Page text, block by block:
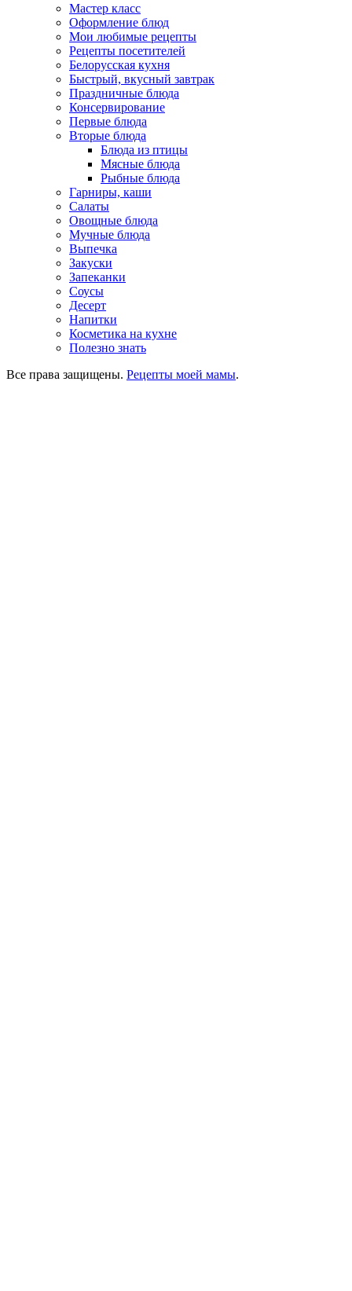
Мастер класс
Оформление блюд
Мои любимые рецепты
Рецепты посетителей
Белорусская кухня
Быстрый, вкусный завтрак
Праздничные блюда
Консервирование
Первые блюда
Вторые блюда
Блюда из птицы
Мясные блюда
Рыбные блюда
Гарниры, каши
Салаты
Овощные блюда
Мучные блюда
Выпечка
Закуски
Запеканки
Соусы
Десерт
Напитки
Косметика на кухне
Полезно знать
Все права защищены. Рецепты моей мамы.